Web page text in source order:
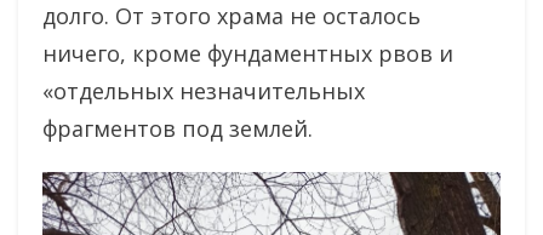
долго. От этого храма не осталось
ничего, кроме фундаментных рвов и
«отдельных незначительных
фрагментов под землей.